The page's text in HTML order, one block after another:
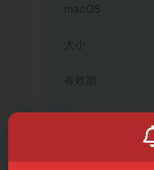
macOS
大小
有效期